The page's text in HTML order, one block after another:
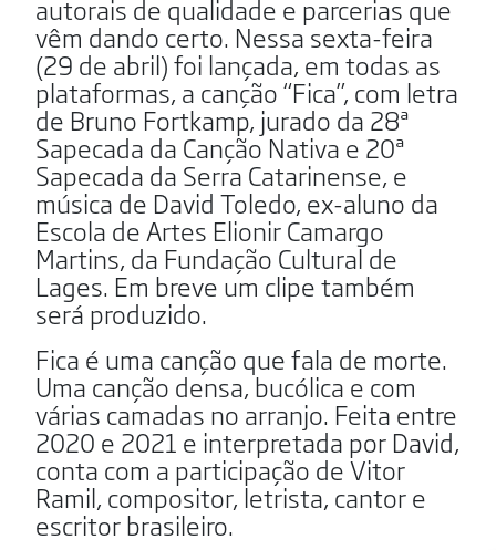
autorais de qualidade e parcerias que
vêm dando certo. Nessa sexta-feira
(29 de abril) foi lançada, em todas as
plataformas, a canção “Fica”, com letra
de Bruno Fortkamp, jurado da 28ª
Sapecada da Canção Nativa e 20ª
Sapecada da Serra Catarinense, e
música de David Toledo, ex-aluno da
Escola de Artes Elionir Camargo
Martins, da Fundação Cultural de
Lages. Em breve um clipe também
será produzido.
Fica é uma canção que fala de morte.
Uma canção densa, bucólica e com
várias camadas no arranjo. Feita entre
2020 e 2021 e interpretada por David,
conta com a participação de Vitor
Ramil, compositor, letrista, cantor e
escritor brasileiro.